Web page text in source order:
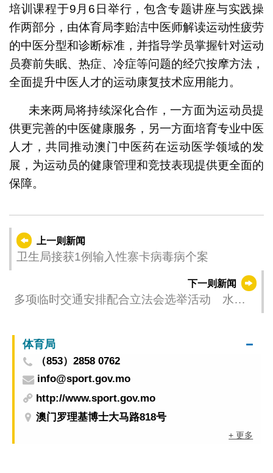
培训课程于9月6日举行，包含专题讲座与实践操
作两部分，由体育局李贻洁中医师解读运动性疲劳
的中医分型和诊断标准，并指导学员掌握针对运动
员赛前失眠、热症、冷症等问题的经穴按摩方法，
全面提升中医人才的运动康复技术应用能力。
未来两局将持续深化合作，一方面为运动员提
供更完善的中医健康服务，另一方面培育专业中医
人才，共同推动澳门中医药在运动医学领域的发
展，为运动员的健康管理和竞技表现提供更全面的
保障。
上一则新闻
卫生局接获1例输入性寨卡病毒病个案
下一则新闻
多项临时交通安排配合立法会选举活动 水坑
体育局
（853）2858 0762
info@sport.gov.mo
http://www.sport.gov.mo
澳门罗理基博士大马路818号
+ 更多